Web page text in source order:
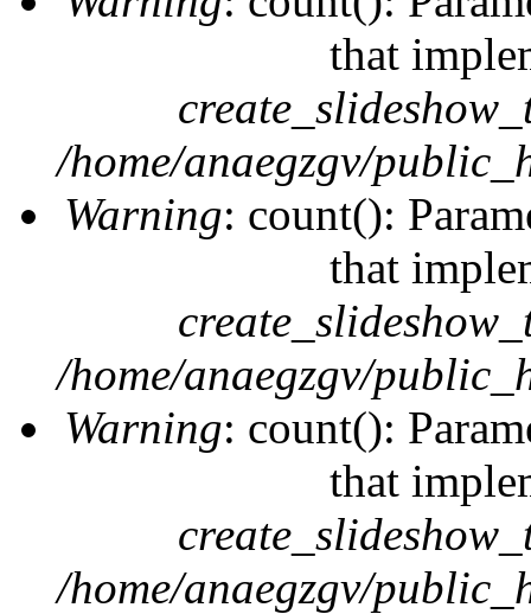
that
/home/anaegzgv/
Warning: count():
that
/home/anaegzgv/
Warning: count():
that
/home/anaegzgv/